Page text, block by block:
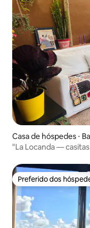
Casa de hóspedes ⋅
Preferido dos
Preferido dos